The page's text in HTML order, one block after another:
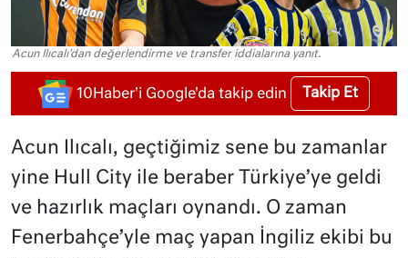
Acun Ilıcalı'dan değerlendirme ve transfer iddialarına yanıt.
10Haber'i Google'da takip edin Takip Et
Acun Ilıcalı, geçtiğimiz sene bu zamanlar
yine Hull City ile beraber Türkiye’ye geldi
ve hazırlık maçları oynandı. O zaman
Fenerbahçe’yle maç yapan İngiliz ekibi bu